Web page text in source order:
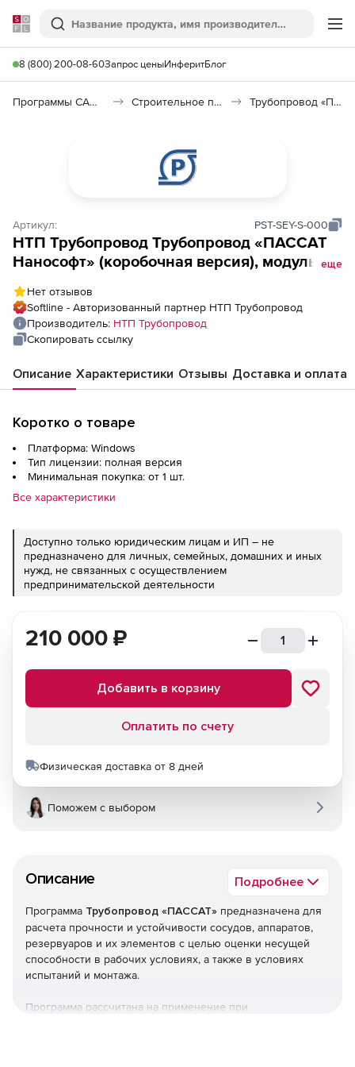
Softline
Поиск
8 (800) 200-08-60Запрос ценыИнферитБлог
Программы САПР и ГИС Строительное программное обеспечение Трубопровод «ПАССАТ»
Артикул: PST-SEY-S-000
НТП Трубопровод Трубопровод «ПАССАТ
Нанософт» (коробочная версия), модуль
еще
Нет отзывов
Softline - Авторизованный партнер НТП Трубопровод
Производитель: НТП Трубопровод
Скопировать ссылку
Описание Характеристики Отзывы Доставка и оплата
Коротко о товаре
Платформа: Windows
Тип лицензии: полная версия
Минимальная покупка: от 1 шт.
Все характеристики
Доступно только юридическим лицам и ИП – не
предназначено для личных, семейных, домашних и иных
нужд, не связанных с осуществлением
предпринимательской деятельности
Описание Подробнее
Программа Трубопровод «ПАССАТ» предназначена для
расчета прочности и устойчивости сосудов, аппаратов,
резервуаров и их элементов с целью оценки несущей
способности в рабочих условиях, а также в условиях
испытаний и монтажа.
Программа рассчитана на применение при
210 000 ₽
Добавить в корзину
Оплатить по счету
Физическая доставка от 8 дней
Поможем с выбором